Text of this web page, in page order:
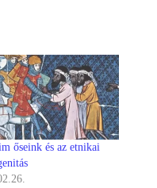
őseink és az etnikai